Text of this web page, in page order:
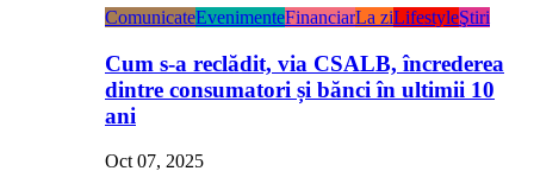
ComunicateEvenimenteFinanciarLa ziLifestyleŞtiri
Cum s-a reclădit, via CSALB, încrederea
dintre consumatori și bănci în ultimii 10
ani
Oct 07, 2025